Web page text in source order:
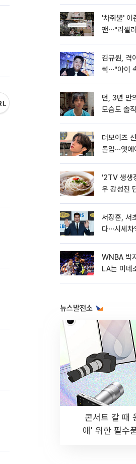
'차쥐뿔' 이
팬⋯"리셀
김규원, 격
썩⋯"아이
던, 3년 만
모습도 솔
더보이즈
돌입⋯앳에
'2TV 생생
우 강성진
서장훈, 서
다⋯시세차
WNBA 박
LA는 미네
뉴스발전소
콘서트 갈 때
애' 위한 필수